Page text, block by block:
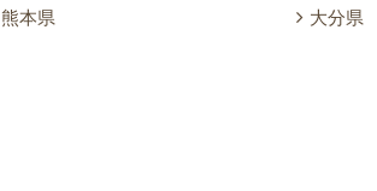
熊本県 大分県